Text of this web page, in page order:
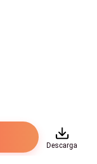
Descarga